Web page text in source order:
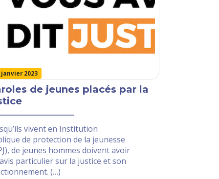
janvier 2023
de jeunes placés par la
vivent en Institution
de protection de la jeunesse
de jeunes hommes doivent avoir
particulier sur la justice et son
(…)